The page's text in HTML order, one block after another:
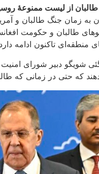
از لیست ممنوعۀ
تاکنون ادامه
که حتی در زمانی که